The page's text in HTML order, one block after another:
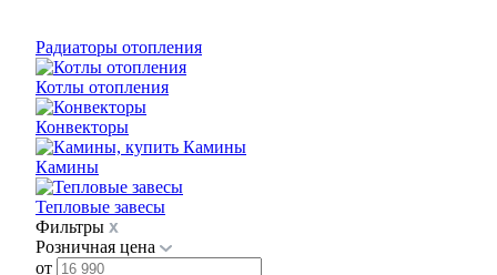
Радиаторы отопления
Котлы отопления
Конвекторы
Камины
Тепловые завесы
Фильтры
Розничная цена
от